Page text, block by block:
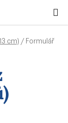
KOŠÍK
cm) / Formulář